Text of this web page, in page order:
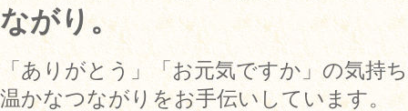
ながり。
「ありがとう」「お元気ですか」の気持
温かなつながりをお手伝いしています。